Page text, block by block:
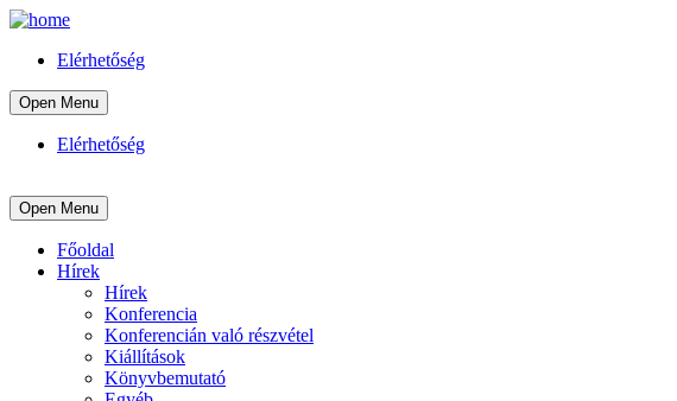
Elérhetőség
Open Menu
Elérhetőség
Open Menu
Főoldal
Hírek
Hírek
Konferencia
Konferencián való részvétel
Kiállítások
Könyvbemutató